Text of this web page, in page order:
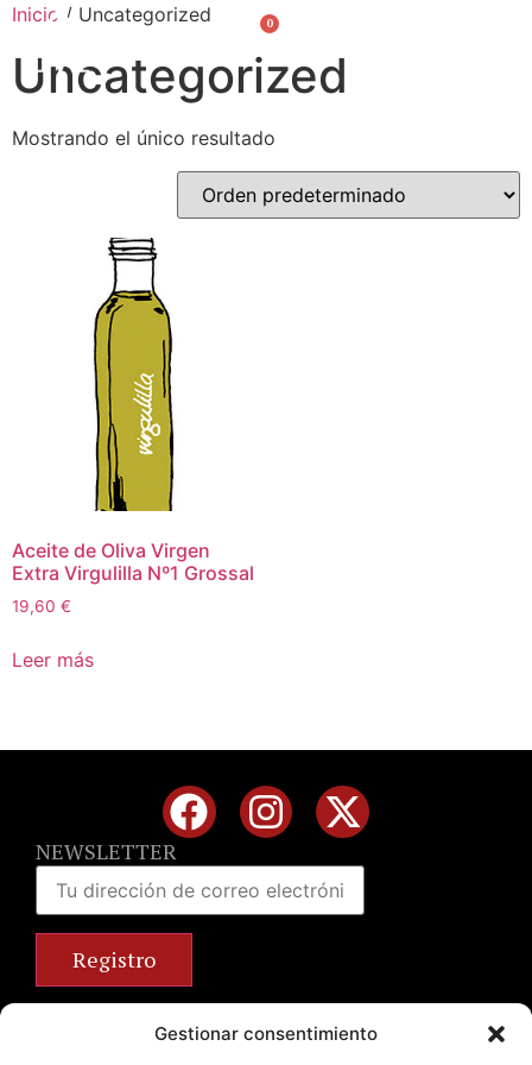
Gestionar consentimiento
0
Inicio / Uncategorized
Uncategorized
Mostrando el único resultado
Aceite de Oliva Virgen
Extra Virgulilla Nº1 Grossal
19,60 €
Leer más
NEWSLETTER
+34 963 672 314